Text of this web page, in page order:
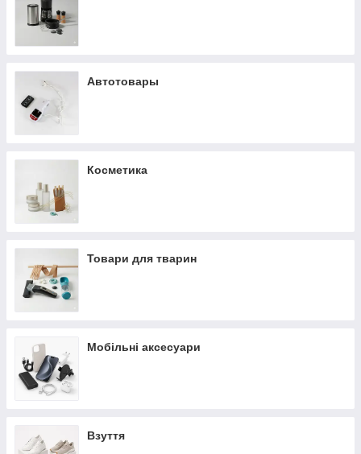
Автотовары
Косметика
Товари для тварин
Мобільні аксесуари
Взуття